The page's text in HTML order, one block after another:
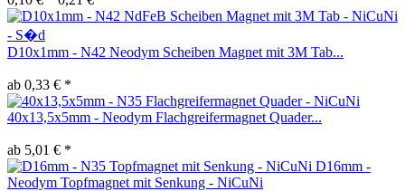
D10x1mm - N42 Neodym Scheiben Magnet mit 3M Tab...
ab 0,33 € *
40x13,5x5mm - Neodym Flachgreifermagnet Quader...
ab 5,01 € *
D16mm -
Neodym Topfmagnet mit Senkung - NiCuNi